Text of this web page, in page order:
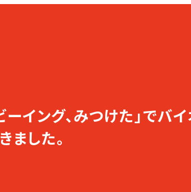
ーイング、みつけた」でバ
ました。